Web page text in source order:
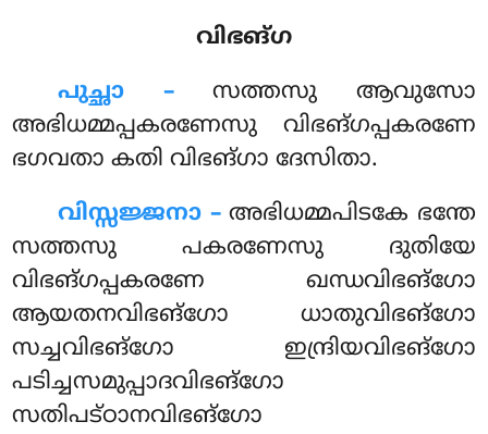
വിഭങ്ഗ
പുച്ഛാ –സത്തസു ആവുസോ
അഭിധമ്മപ്പകരണേസു വിഭങ്ഗപ്പകരണേ
ഭഗവതാ കതി വിഭങ്ഗാ ദേസിതാ.
വിസ്സജ്ജനാ –അഭിധമ്മപിടകേ ഭന്തേ
സത്തസു പകരണേസു ദുതിയേ
വിഭങ്ഗപ്പകരണേ ഖന്ധവിഭങ്ഗോ
ആയതനവിഭങ്ഗോ ധാതുവിഭങ്ഗോ
സച്ചവിഭങ്ഗോ ഇന്ദ്രിയവിഭങ്ഗോ
പടിച്ചസമുപ്പാദവിഭങ്ഗോ
സതിപട്ഠാനവിഭങ്ഗോ